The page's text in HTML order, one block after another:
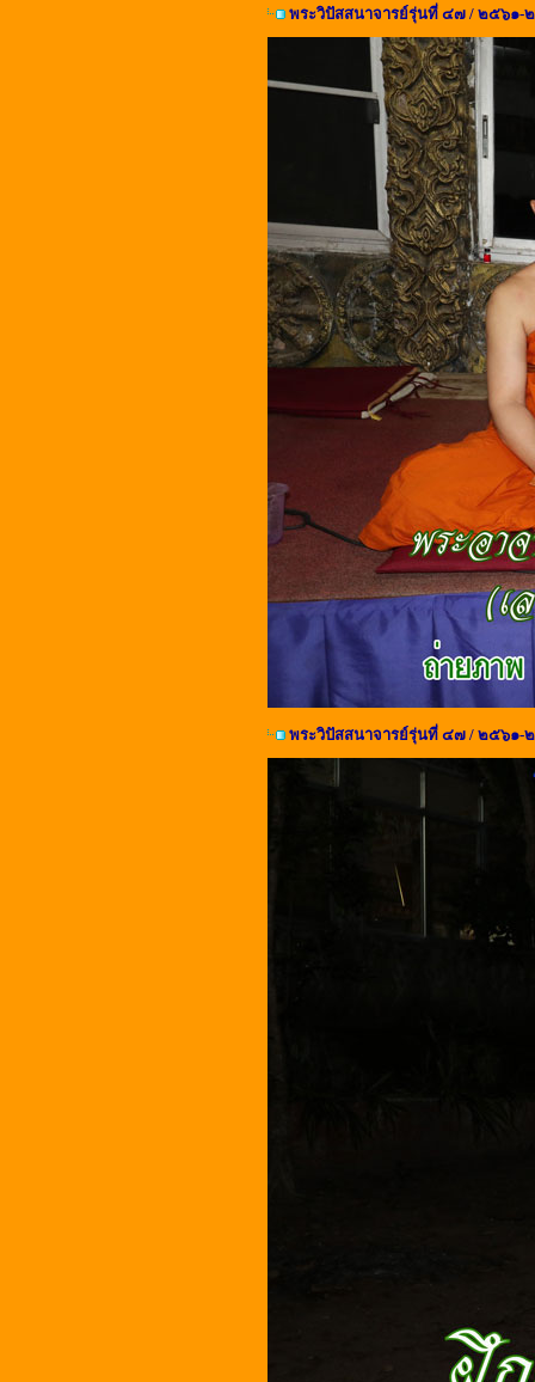
พระวิปัสสนาจารย์รุ่นที่ ๔๗ / ๒๕๖๑-
พระวิปัสสนาจารย์รุ่นที่ ๔๗ / ๒๕๖๑-